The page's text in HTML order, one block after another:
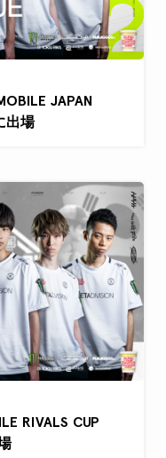
JAPAN
出場
RIVALS CUP